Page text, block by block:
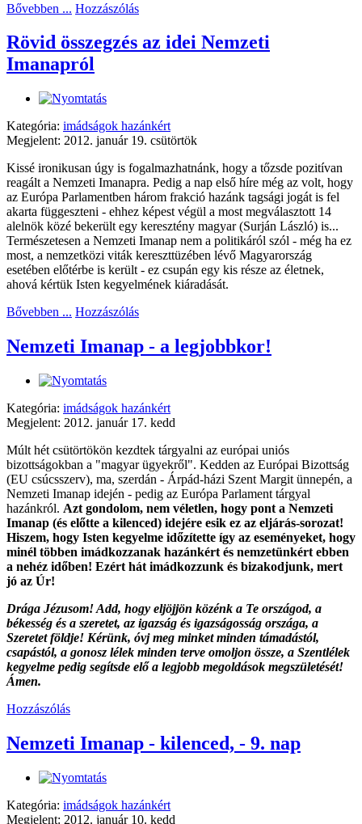
Bővebben ... Hozzászólás
Rövid összegzés az idei Nemzeti
Imanapról
Kategória: imádságok hazánkért
Megjelent: 2012. január 19. csütörtök
Kissé ironikusan úgy is fogalmazhatnánk, hogy a tőzsde pozitívan
reagált a Nemzeti Imanapra. Pedig a nap első híre még az volt, hogy
az Európa Parlamentben három frakció hazánk tagsági jogát is fel
akarta függeszteni - ehhez képest végül a most megválasztott 14
alelnök közé bekerült egy keresztény magyar (Surján László) is...
Természetesen a Nemzeti Imanap nem a politikáról szól - még ha ez
most, a nemzetközi viták kereszttüzében lévő Magyarország
esetében előtérbe is került - ez csupán egy kis része az életnek,
ahová kértük Isten kegyelmének kiáradását.
Bővebben ... Hozzászólás
Nemzeti Imanap - a legjobbkor!
Kategória: imádságok hazánkért
Megjelent: 2012. január 17. kedd
Múlt hét csütörtökön kezdtek tárgyalni az európai uniós
bizottságokban a "magyar ügyekről". Kedden az Európai Bizottság
(EU csúcsszerv), ma, szerdán - Árpád-házi Szent Margit ünnepén, a
Nemzeti Imanap idején - pedig az Európa Parlament tárgyal
hazánkról. Azt gondolom, nem véletlen, hogy pont a Nemzeti
Imanap (és előtte a kilenced) idejére esik ez az eljárás-sorozat!
Hiszem, hogy Isten kegyelme időzítette így az eseményeket, hogy
minél többen imádkozzanak hazánkért és nemzetünkért ebben
a nehéz időben! Ezért hát imádkozzunk és bizakodjunk, mert
jó az Úr!
Drága Jézusom! Add, hogy eljöjjön közénk a Te országod, a
békesség és a szeretet, az igazság és igazságosság országa, a
Szeretet földje! Kérünk, óvj meg minket minden támadástól,
csapástól, a gonosz lélek minden terve omoljon össze, a Szentlélek
kegyelme pedig segítsde elő a legjobb megoldások megszületését!
Ámen.
Hozzászólás
Nemzeti Imanap - kilenced, - 9. nap
Kategória: imádságok hazánkért
Megjelent: 2012. január 10. kedd